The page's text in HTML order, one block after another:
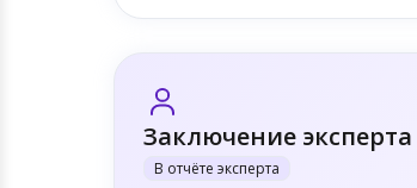
Заключение эксперта
В отчёте эксперта